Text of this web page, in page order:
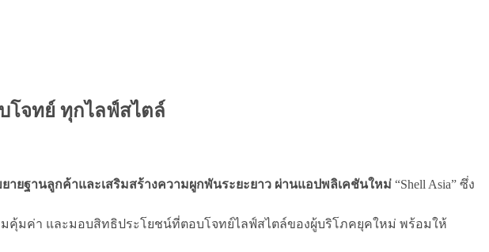
โจทย์ ทุกไลฟ์สไตล์
ายฐานลูกค้าและเสริมสร้างความผูกพันระยะยาว ผ่านแอปพลิเคชันใหม่ “Shell Asia” ซึ่ง
คุ้มค่า และมอบสิทธิประโยชน์ที่ตอบโจทย์ไลฟ์สไตล์ของผู้บริโภคยุคใหม่ พร้อมให้